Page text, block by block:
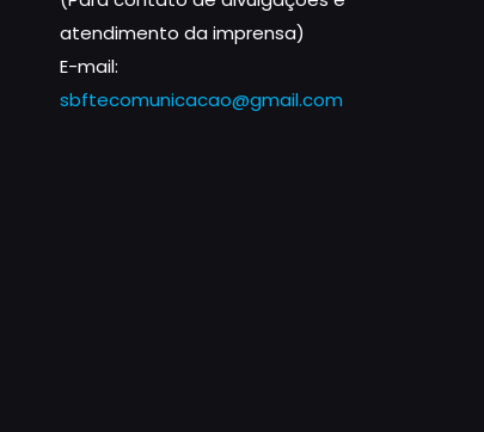
atendimento da imprensa)
E-mail:
sbftecomunicacao@gmail.com